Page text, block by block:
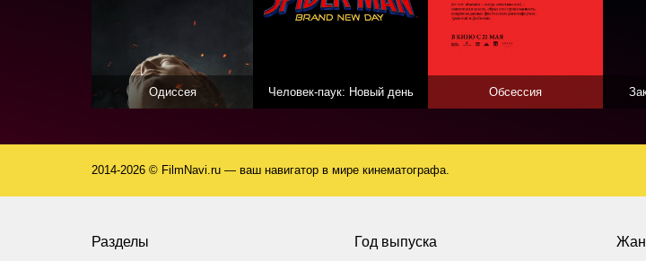
Одиссея Человек-паук: Новый день Обсессия
2014-2026 © FilmNavi.ru — ваш навигатор в мире кинематографа.
Разделы Год выпуска